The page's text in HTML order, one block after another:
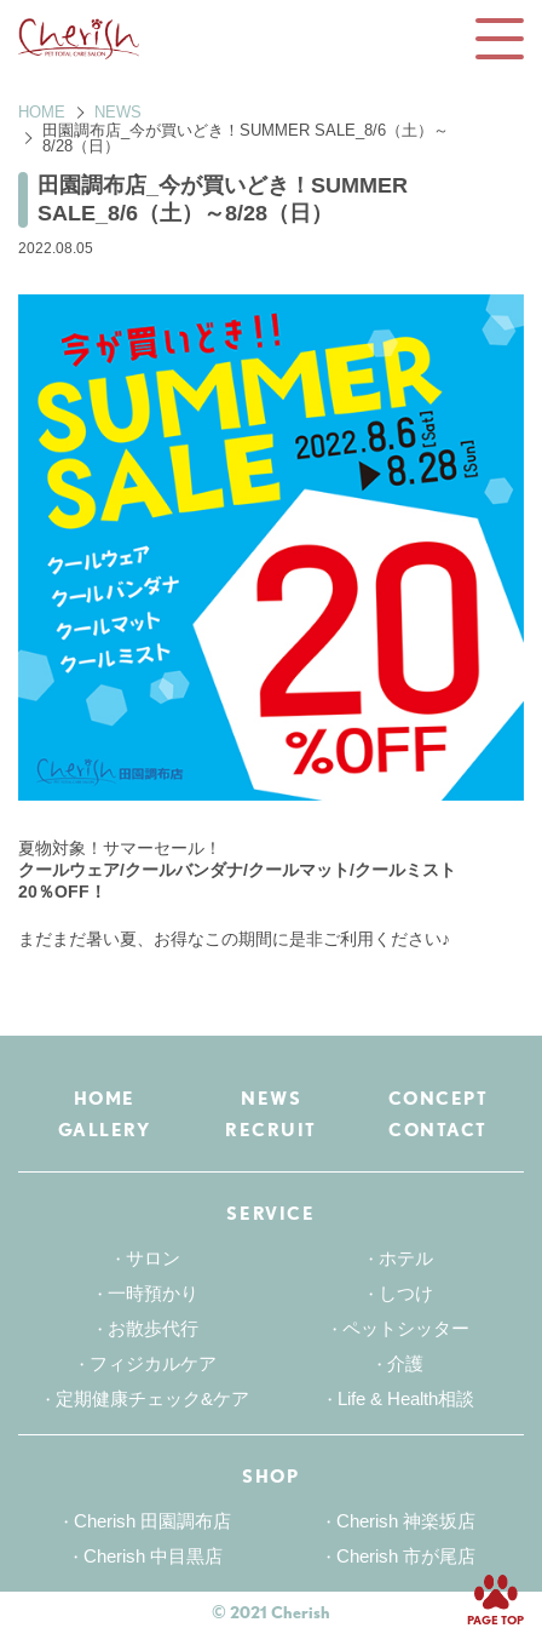
PAGE TOP
HOME
NEWS
田園調布店_今が買いどき！SUMMER SALE_8/6（土）～
8/28（日）
田園調布店_今が買いどき！SUMMER
SALE_8/6（土）～8/28（日）
2022.08.05
夏物対象！サマーセール！
クールウェア/クールバンダナ/クールマット/クールミスト
20％OFF！
まだまだ暑い夏、お得なこの期間に是非ご利用ください♪
HOME NEWS
CONCEPT
GALLERY
RECRUIT CONTACT
SERVICE
サロン
ホテル
一時預かり
しつけ
お散歩代行
ペットシッター
フィジカルケア
介護
定期健康チェック&ケア
Life & Health相談
SHOP
Cherish 田園調布店
Cherish 神楽坂店
Cherish 中目黒店
Cherish 市が尾店
© 2021 Cherish